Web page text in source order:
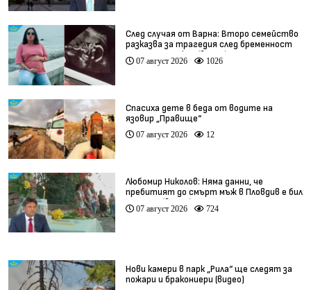
След случая от Варна: Второ семейство
разказва за трагедия след бременност
при същия лекар (видео)
07 август 2026 1026
Спасиха дете в беда от водите на
язовир „Правище“
07 август 2026 12
Любомир Николов: Няма данни, че
пребитият до смърт мъж в Пловдив е бил
педофил (видео)
07 август 2026 724
Нови камери в парк „Рила“ ще следят за
пожари и бракониери (видео)